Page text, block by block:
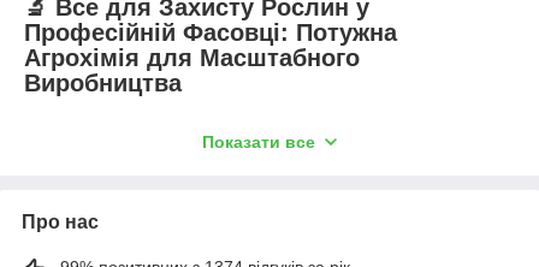
🔬 Все для Захисту Рослин у
Професійній Фасовці: Потужна
Агрохімія для Масштабного
Виробництва
це спеціалізований розділ, орієнтований на фермерські
надійність засобів захисту. У цьому асортименті представлені
оптимізувати витрати на обробку значних посівних площ та
Показати все
Про нас